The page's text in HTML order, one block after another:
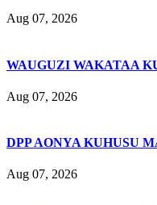
Aug 07, 2026
WAUGUZI WAKATAA
Aug 07, 2026
DPP AONYA KUHUSU
Aug 07, 2026